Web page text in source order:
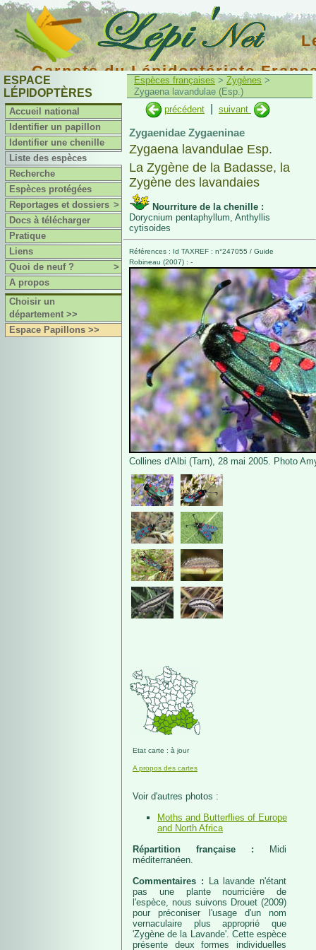
Carnets du Lépidoptériste
ESPACE
LÉPIDOPTÈRES
Accueil national
Identifier un papillon
Identifier une chenille
Liste des espèces
Recherche
Espèces protégées
Reportages et dossiers >
Docs à télécharger
Pratique
Liens
Quoi de neuf ?
>
A propos
Choisir un
département >>
Espace Papillons >>
Espèces françaises > Zygènes >
Zygaena lavandulae (Esp.)
précédent
suivant
Zygaenidae Zygaeninae
Zygaena lavandulae Esp.
La Zygène de la Badasse, la
Zygène des lavandaies
Nourriture de la chenille :
Dorycnium pentaphyllum, Anthyllis
cytisoides
Références : Id TAXREF : n°247055 / Guide
Robineau (2007) : -
Collines d'Albi (Tarn), 28 mai 2005. Photo
Etat carte : à jour
A propos des cartes
Voir d'autres photos :
Moths and Butterflies of Europe
and North Africa
Répartition française :
Midi
méditerranéen.
Commentaires :
La lavande n'étant
pas une plante nourricière de
l'espèce, nous suivons Drouet (2009)
pour préconiser l'usage d'un nom
vernaculaire plus approprié que
'Zygène de la Lavande'. Cette espèce
présente deux formes individuelles